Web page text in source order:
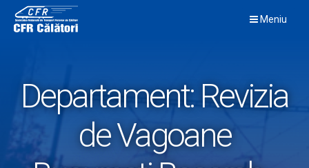
content
Meniu
Departament: Revizia
de Vagoane